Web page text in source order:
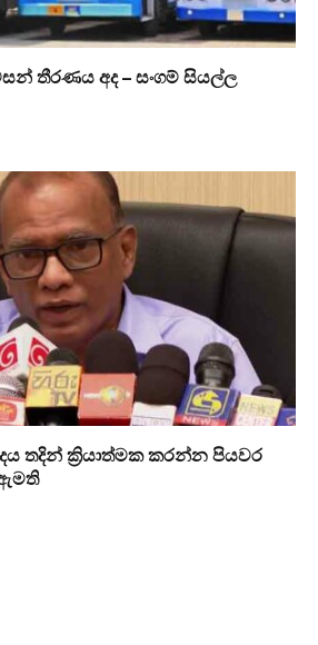
තීරණය අද – සංගම් සියල්ල
තදින් ක්‍රියාත්මක කරන්න පියවර